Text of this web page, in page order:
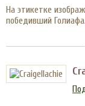
На этикетке
победивший Голиафа.